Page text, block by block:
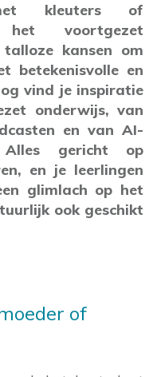
kleuters of
het voortgezet
kansen om
betekenisvolle en
vind je inspiratie
onderwijs, van
en van AI-
gericht op
en je leerlingen
glimlach op het
ook geschikt
of